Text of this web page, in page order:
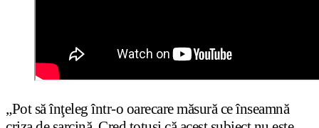
„Pot să înţeleg într-o oarecare măsură ce înseamnă